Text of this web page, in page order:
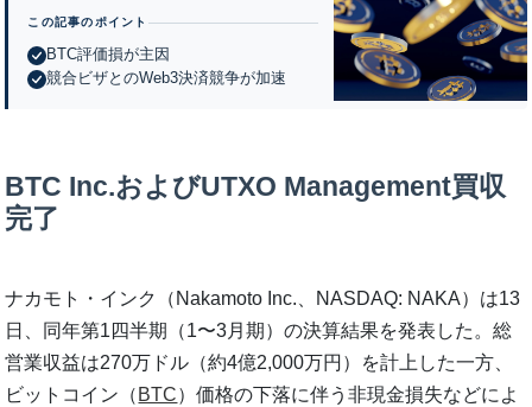
この記事のポイント
BTC評価損が主因
競合ビザとのWeb3決済競争が加速
BTC Inc.およびUTXO Management買収
完了
ナカモト・インク（Nakamoto Inc.、NASDAQ: NAKA）は13
日、同年第1四半期（1〜3月期）の決算結果を発表した。総
営業収益は270万ドル（約4億2,000万円）を計上した一方、
ビットコイン（ BTC）価格の下落に伴う非現金損失などによ